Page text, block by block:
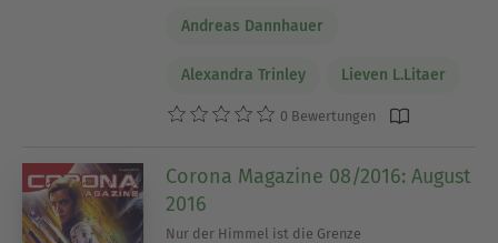
Andreas Dannhauer
Alexandra Trinley Lieven L.Litaer
0 Bewertungen
Corona Magazine 08/2016: August
2016
Nur der Himmel ist die Grenze